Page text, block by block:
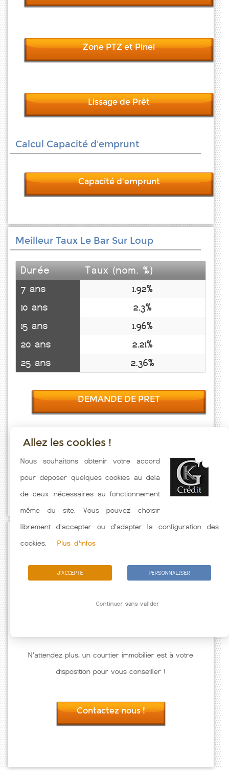
Zone PTZ et Pinel
Lissage de Prêt
Calcul Capacité d'emprunt
Capacité d'emprunt
Meilleur Taux Le Bar Sur Loup
Durée
Taux (nom. %)
7 ans
1.92%
10 ans
2.3%
15 ans
1.96%
20 ans
2.21%
25 ans
2.36%
DEMANDE DE PRET
Taux emprunt actualisés (Le Bar Sur Loup) toutes les semaines. Taux
Immobilier pratiqués par nos partenaires bancaires. Meilleur Taux
hors assurance. Taux crédit immobilier indicatif fonction des
caractéristiques de l'emprunteur.
N'attendez plus, un courtier immobilier est à votre
disposition pour vous conseiller !
Contactez nous !
Allez les cookies !
Nous souhaitons obtenir votre accord
pour déposer quelques cookies au delà
de ceux nécessaires au fonctionnement
même du site. Vous pouvez choisir
librement d'accepter ou d'adapter la configuration des
cookies.
Plus d'infos
J'ACCEPTE PERSONNALISER
Continuer sans valider